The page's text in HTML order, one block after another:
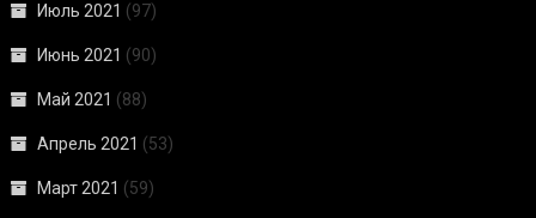
Июль 2021 (97)
Июнь 2021 (90)
Май 2021 (88)
Апрель 2021 (53)
Март 2021 (59)